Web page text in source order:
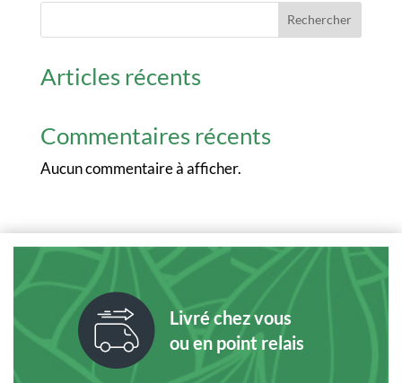
Rechercher
Articles récents
Commentaires récents
Aucun commentaire à afficher.
Livré chez vous
ou en point relais